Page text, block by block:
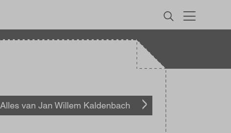
Alles van Jan Willem Kaldenbach